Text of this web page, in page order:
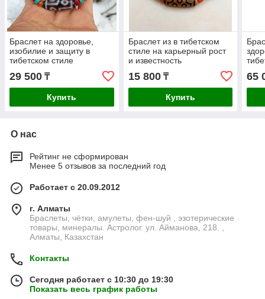
Браслет на здоровье,
изобилие и защиту в
тибетском стиле
29 500 ₸
Купить
Браслет из в тибетском
стиле на карьерный рост
и известность
15 800₸
Купить
65
О нас
Рейтинг не сформирован
Менее 5 отзывов за последний год
Работает с 20.09.2012
г. Алматы
Браслеты, чётки, амулеты, фен-шуй , эзотерические
товары, минералы. Астролог. ул. Айманова, 218. ,
Алматы, Казахстан
Контакты
Сегодня работает с 10:30 до 19:30
Показать весь график работы